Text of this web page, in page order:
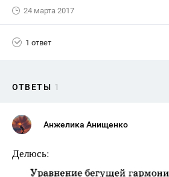
24 марта 2017
1 ответ
ОТВЕТЫ 1
Анжелика Анищенко
Делюсь: